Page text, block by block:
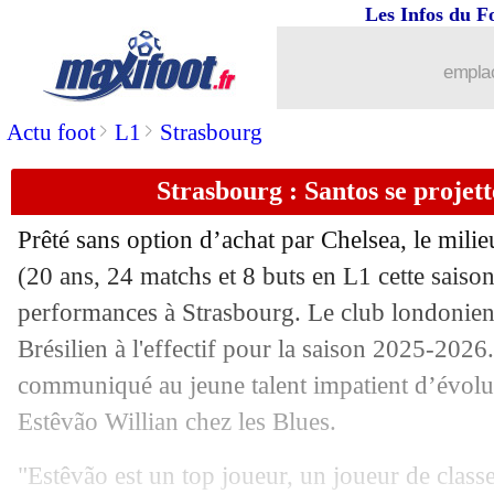
Actu foot> L1 > Strasbourg
Les Infos du
Strasbourg : Santos se
Prêté sans option d’achat par Chelsea, le
(20 ans, 24 matchs et 8 buts en L1 cette
performances à Strasbourg. Le club
Brésilien à l'effectif pour la saison 2025-
communiqué au jeune talent impatient
Estêvão Willian chez les Blues.
"Estêvão est un top joueur, un joueur de